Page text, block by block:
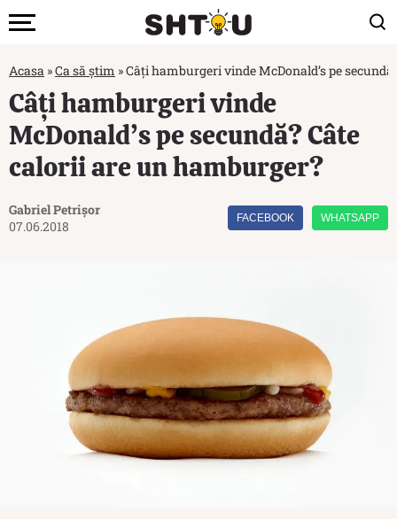
Acasa »Ca să știm »Câți hamburgeri vinde McDonald’s pe
Câți hamburgeri vinde
McDonald’s pe secundă? Câte
calorii are un hamburger?
Gabriel Petrișor
07.06.2018
FACEBOOK WHATSAPP